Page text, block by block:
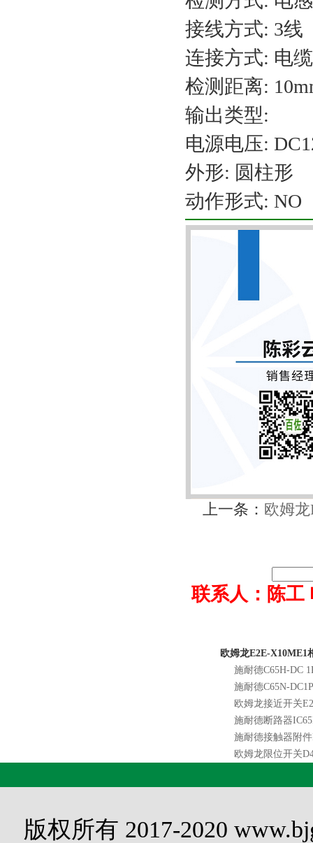
接线方式: 3线
连接方式: 电
检测距离:
输出类型:
电源电压:
外形: 圆柱形
动作形式: NO
上一条： 欧姆
联系人：陈工
欧姆龙E2E-X10ME1
施耐德C65H-DC
施耐德C65N-
欧姆龙接近开关
施耐德断路器
施耐德接触器附
欧姆龙限位开关
版权所有 2017-2020